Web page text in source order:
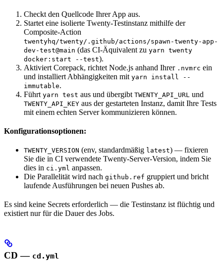
Checkt den Quellcode Ihrer App aus.
Startet eine isolierte Twenty-Testinstanz mithilfe der
Composite-Action
twentyhq/twenty/.github/actions/spawn-twenty-app-
dev-test@main (das CI-Äquivalent zu yarn twenty
docker:start --test).
Aktiviert Corepack, richtet Node.js anhand Ihrer .nvmrc ein
und installiert Abhängigkeiten mit yarn install --
immutable.
Führt yarn test aus und übergibt TWENTY_API_URL und
TWENTY_API_KEY aus der gestarteten Instanz, damit Ihre Tests
mit einem echten Server kommunizieren können.
Konfigurationsoptionen:
TWENTY_VERSION (env, standardmäßig latest) — fixieren
Sie die in CI verwendete Twenty-Server-Version, indem Sie
dies in ci.yml anpassen.
Die Parallelität wird nach github.ref gruppiert und bricht
laufende Ausführungen bei neuen Pushes ab.
Es sind keine Secrets erforderlich — die Testinstanz ist flüchtig und
existiert nur für die Dauer des Jobs.
CD — cd.yml